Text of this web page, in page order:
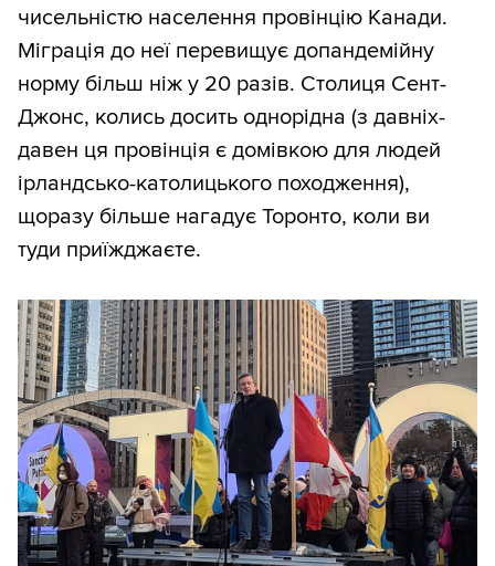
чисельністю населення провінцію Канади.
Міграція до неї перевищує допандемійну
норму більш ніж у 20 разів. Столиця Сент-
Джонс, колись досить однорідна (з давніх-
давен ця провінція є домівкою для людей
ірландсько-католицького походження),
щоразу більше нагадує Торонто, коли ви
туди приїжджаєте.